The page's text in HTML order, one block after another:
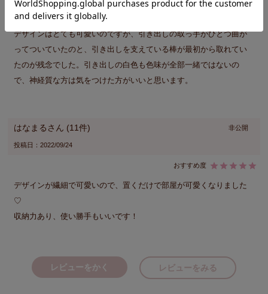
デザインはとても可愛いのですが、引き出しの取っ手がひとつ曲が
ってついていたのと、引き出しを支えている棒が最初から取れてい
たのが残念でした。引き出しの白色も色味が全部一緒ではないの
で、神経質な方は気をつけた方がいいと思います。
はなまる 11 非公開
投稿日 2022/09/24
デザインが繊細で可愛いので、置くだけで部屋が可愛くなりました
♡
レビューをかく レビューをみる